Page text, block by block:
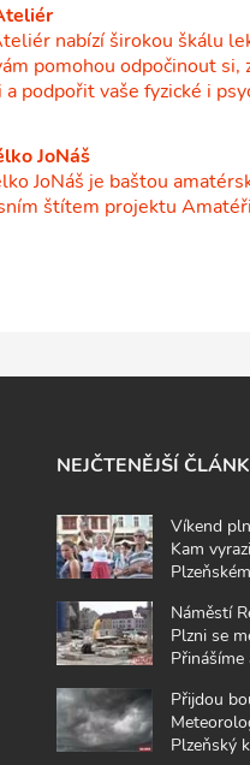
nabízí širokou škálu
pomohou odpočinout si,
podpořit vaše fyzické i
JoNáš
JoNáš je baštou
štítem projektu
NEJČTENĚJŠÍ
Víkend
Kam
Náměstí
Plzni se
Přijdou
Plzeňský